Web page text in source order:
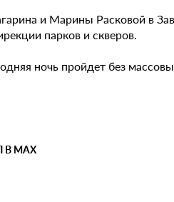
и Марины Расковой в
парков и скверов.
ночь пройдет без
MAX